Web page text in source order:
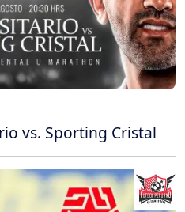
vs. Sporting Cristal